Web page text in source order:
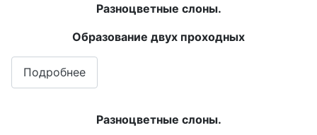
Разноцветные слоны.
Образование двух проходных
Подробнее
Разноцветные слоны.